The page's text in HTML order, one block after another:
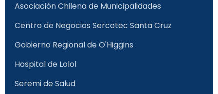
Asociación Chilena de Municipalidades
Centro de Negocios Sercotec Santa Cruz
Gobierno Regional de O'Higgins
Hospital de Lolol
Seremi de Salud